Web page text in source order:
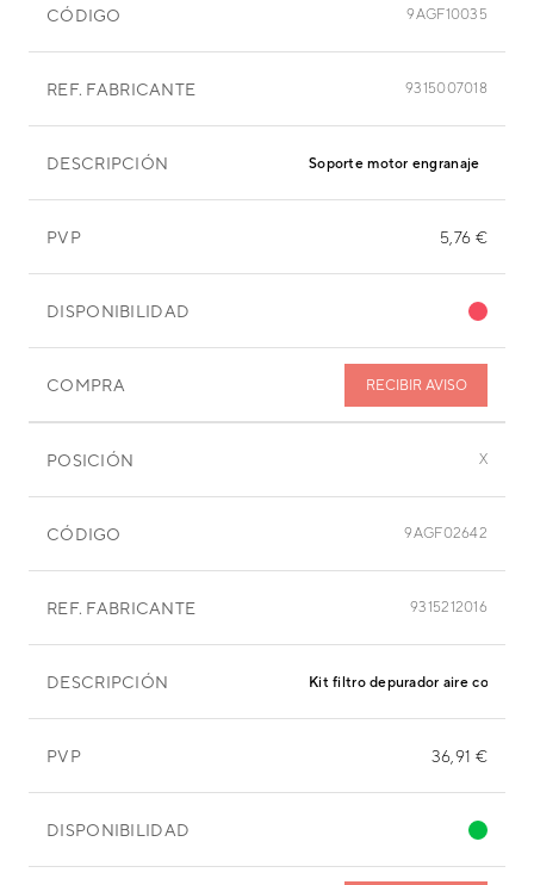
CÓDIGO 9AGF10035
REF. FABRICANTE 9315007018
DESCRIPCIÓN Soporte motor engranaje
PVP 5,76 €
DISPONIBILIDAD
COMPRA RECIBIR AVISO
POSICIÓN X
CÓDIGO 9AGF02642
REF. FABRICANTE 9315212016
DESCRIPCIÓN Kit filtro depurador aire con
PVP 36,91 €
DISPONIBILIDAD